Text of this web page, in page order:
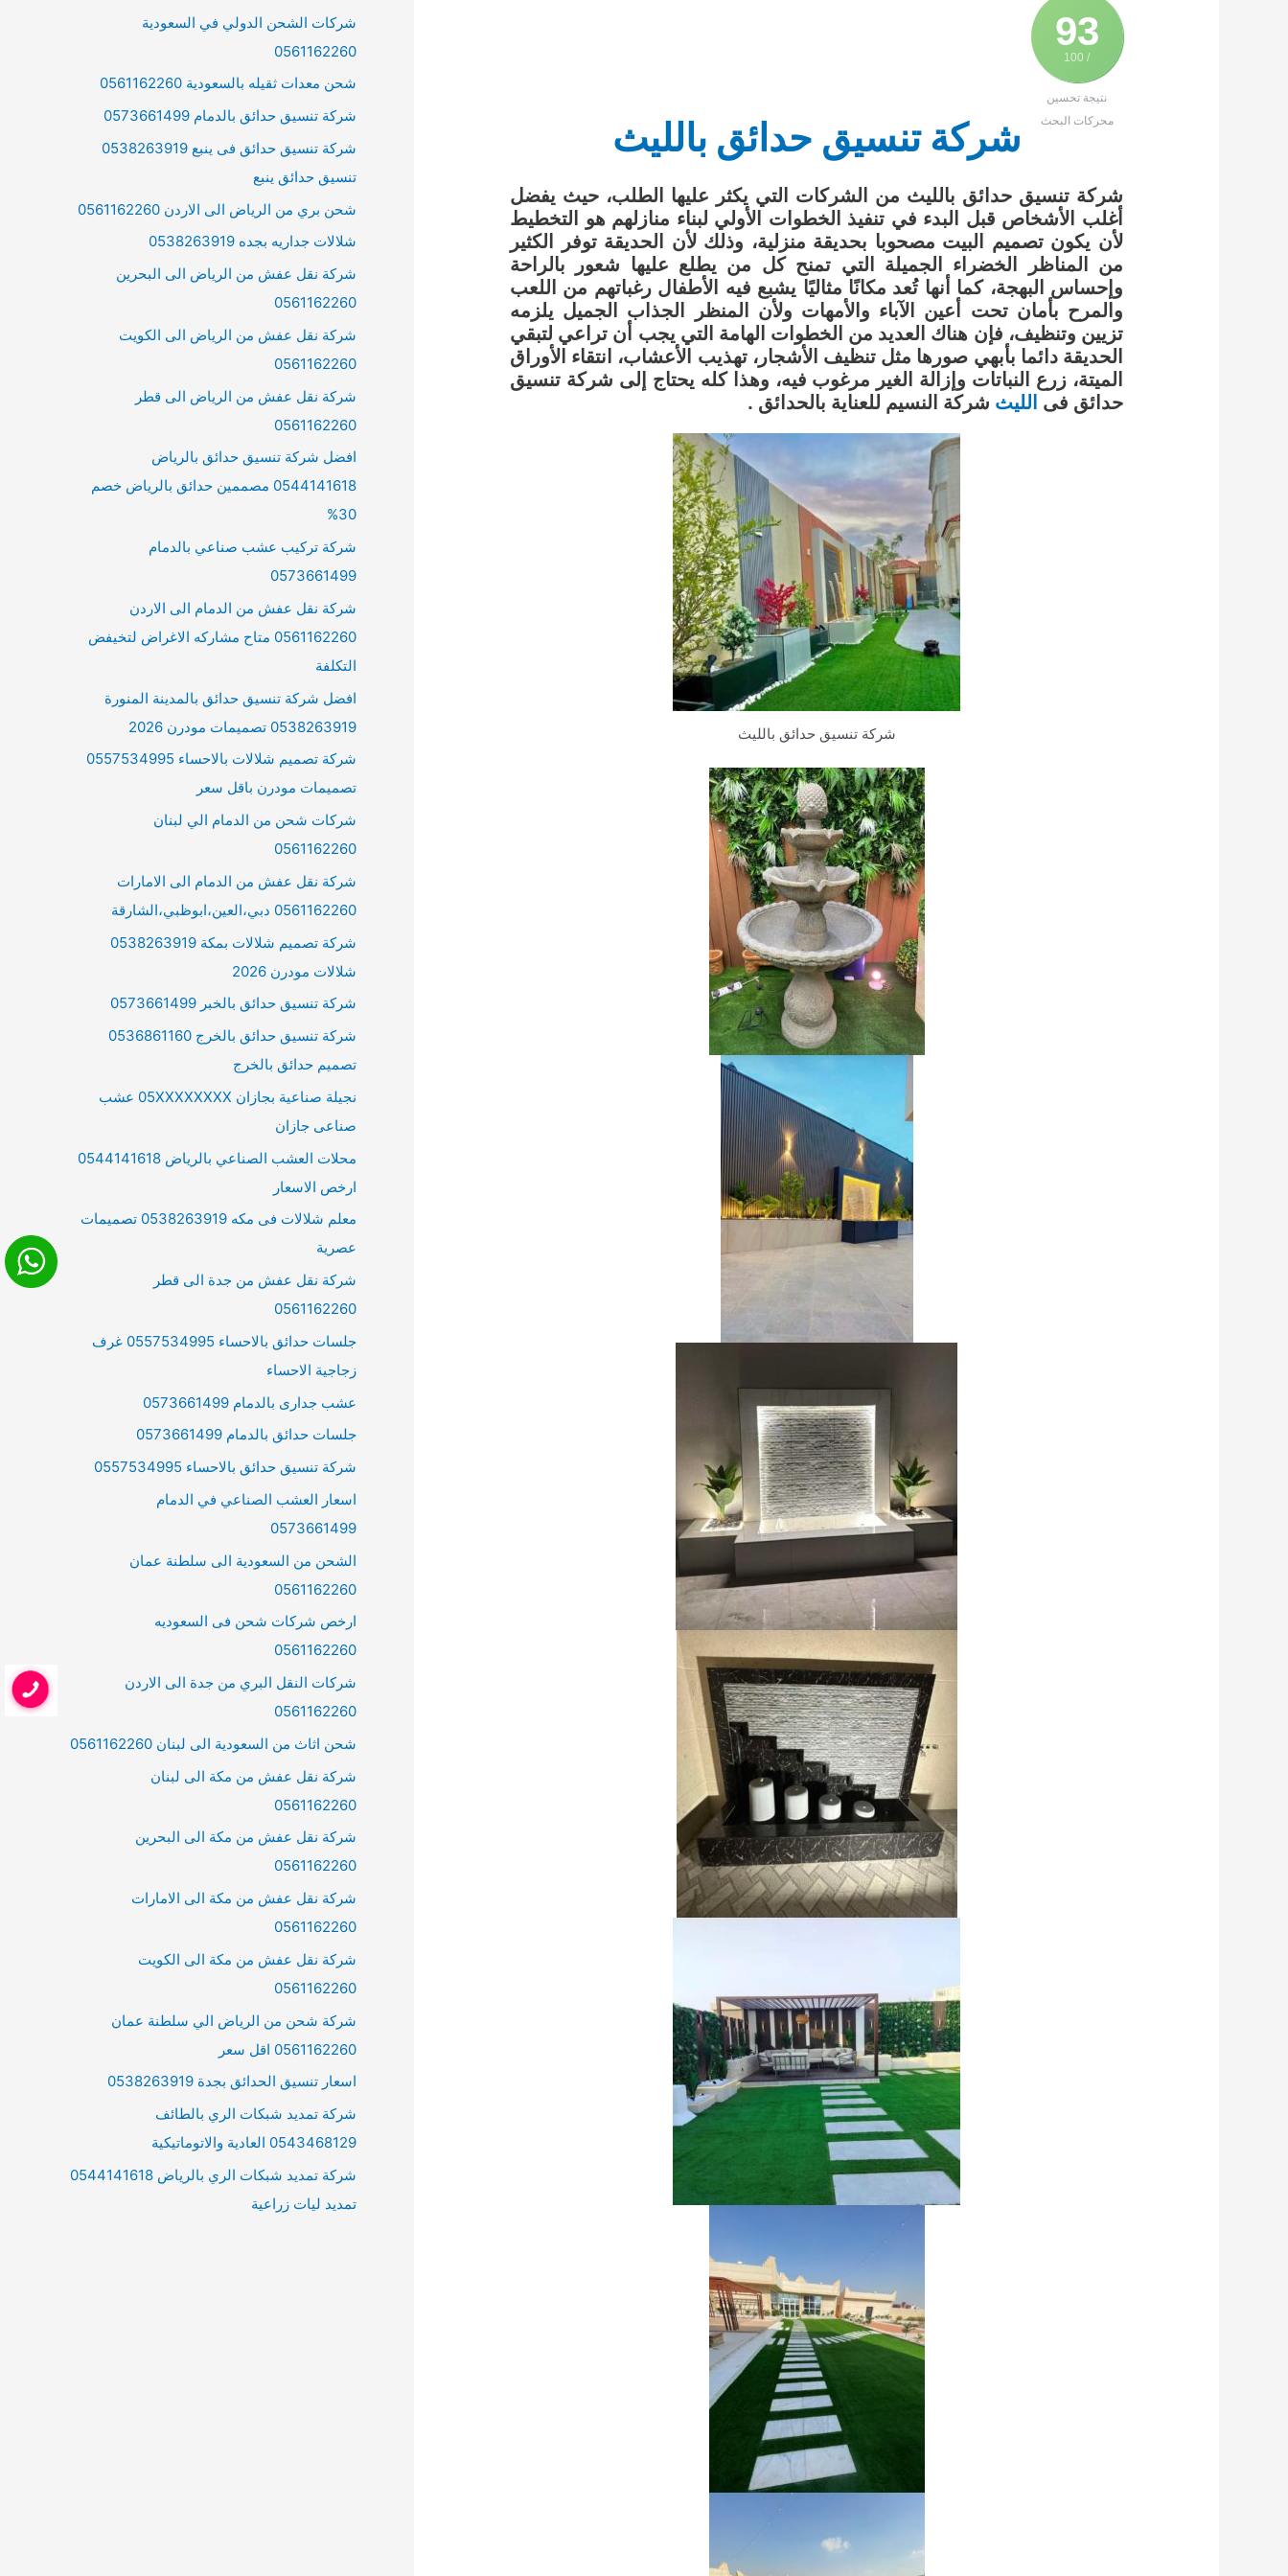
93
/ 100
نتيجة تحسين
محركات البحث
شركة تنسيق حدائق بالليث
شركة تنسيق حدائق بالليث من الشركات التي يكثر عليها الطلب، حيث يفضل
أغلب الأشخاص قبل البدء في تنفيذ الخطوات الأولي لبناء منازلهم هو التخطيط
لأن يكون تصميم البيت مصحوبا بحديقة منزلية، وذلك لأن الحديقة توفر الكثير
من المناظر الخضراء الجميلة التي تمنح كل من يطلع عليها شعور بالراحة
وإحساس البهجة، كما أنها تُعد مكانًا مثاليًا يشبع فيه الأطفال رغباتهم من اللعب
والمرح بأمان تحت أعين الآباء والأمهات ولأن المنظر الجذاب الجميل يلزمه
تزيين وتنظيف، فإن هناك العديد من الخطوات الهامة التي يجب أن تراعي لتبقي
الحديقة دائما بأبهي صورها مثل تنظيف الأشجار، تهذيب الأعشاب، انتقاء الأوراق
الميتة، زرع النباتات وإزالة الغير مرغوب فيه، وهذا كله يحتاج إلى شركة تنسيق
حدائق فى الليث شركة النسيم للعناية بالحدائق .
شركة تنسيق حدائق بالليث
شركات الشحن الدولي في السعودية
0561162260
شحن معدات ثقيله بالسعودية 0561162260
شركة تنسيق حدائق بالدمام 0573661499
شركة تنسيق حدائق فى ينبع 0538263919
تنسيق حدائق ينبع
شحن بري من الرياض الى الاردن 0561162260
شلالات جداريه بجده 0538263919
شركة نقل عفش من الرياض الى البحرين
0561162260
شركة نقل عفش من الرياض الى الكويت
0561162260
شركة نقل عفش من الرياض الى قطر
0561162260
افضل شركة تنسيق حدائق بالرياض
0544141618 مصممين حدائق بالرياض خصم
30%
شركة تركيب عشب صناعي بالدمام
0573661499
شركة نقل عفش من الدمام الى الاردن
0561162260 متاح مشاركه الاغراض لتخيفض
التكلفة
افضل شركة تنسيق حدائق بالمدينة المنورة
0538263919 تصميمات مودرن 2026
شركة تصميم شلالات بالاحساء 0557534995
تصميمات مودرن باقل سعر
شركات شحن من الدمام الي لبنان
0561162260
شركة نقل عفش من الدمام الى الامارات
0561162260 دبي،العين،ابوظبي،الشارقة
شركة تصميم شلالات بمكة 0538263919
شلالات مودرن 2026
شركة تنسيق حدائق بالخبر 0573661499
شركة تنسيق حدائق بالخرج 0536861160
تصميم حدائق بالخرج
نجيلة صناعية بجازان 05XXXXXXXX عشب
صناعى جازان
محلات العشب الصناعي بالرياض 0544141618
ارخص الاسعار
معلم شلالات فى مكه 0538263919 تصميمات
عصرية
شركة نقل عفش من جدة الى قطر
0561162260
جلسات حدائق بالاحساء 0557534995 غرف
زجاجية الاحساء
عشب جدارى بالدمام 0573661499
جلسات حدائق بالدمام 0573661499
شركة تنسيق حدائق بالاحساء 0557534995
اسعار العشب الصناعي في الدمام
0573661499
الشحن من السعودية الى سلطنة عمان
0561162260
ارخص شركات شحن فى السعوديه
0561162260
شركات النقل البري من جدة الى الاردن
0561162260
شحن اثاث من السعودية الى لبنان 0561162260
شركة نقل عفش من مكة الى لبنان
0561162260
شركة نقل عفش من مكة الى البحرين
0561162260
شركة نقل عفش من مكة الى الامارات
0561162260
شركة نقل عفش من مكة الى الكويت
0561162260
شركة شحن من الرياض الي سلطنة عمان
0561162260 اقل سعر
اسعار تنسيق الحدائق بجدة 0538263919
شركة تمديد شبكات الري بالطائف
0543468129 العادية والاتوماتيكية
شركة تمديد شبكات الري بالرياض 0544141618
تمديد ليات زراعية